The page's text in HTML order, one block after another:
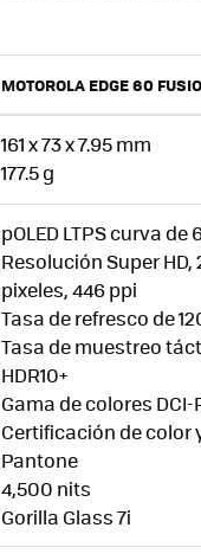
MOTOROLA EDGE 60
161 x 73 x 7.95 mm
177.5 g
pOLED LTPS curva de
Resolución Super HD,
pixeles, 446 ppi
Tasa de refresco de
Tasa de muestreo
HDR10+
Gama de colores DCI-
Certificación de color
Pantone
4,500 nits
Gorilla Glass 7i